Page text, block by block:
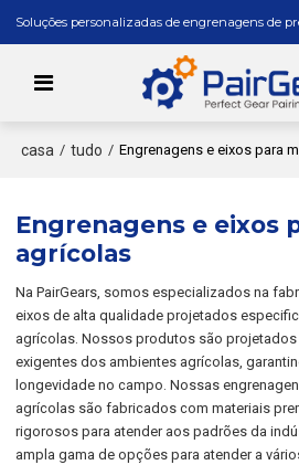
Soluções personalizadas de engrenagens de
casa / tudo / Engrenagens e eixos para
Engrenagens e eixos
agrícolas
Na PairGears, somos especializados na
eixos de alta qualidade projetados
agrícolas. Nossos produtos são
exigentes dos ambientes agrícolas,
longevidade no campo. Nossas
agrícolas são fabricados com materiais
rigorosos para atender aos padrões da
ampla gama de opções para atender a